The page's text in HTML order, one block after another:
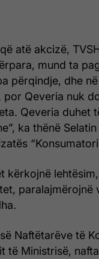
atë akcizë,
mund ta
përqindje, dhe
por Qeveria nuk
Qeveria duhet
ka thënë
kërkojnë
paralajmërojnë
Naftëtarëve të
të Ministrisë,